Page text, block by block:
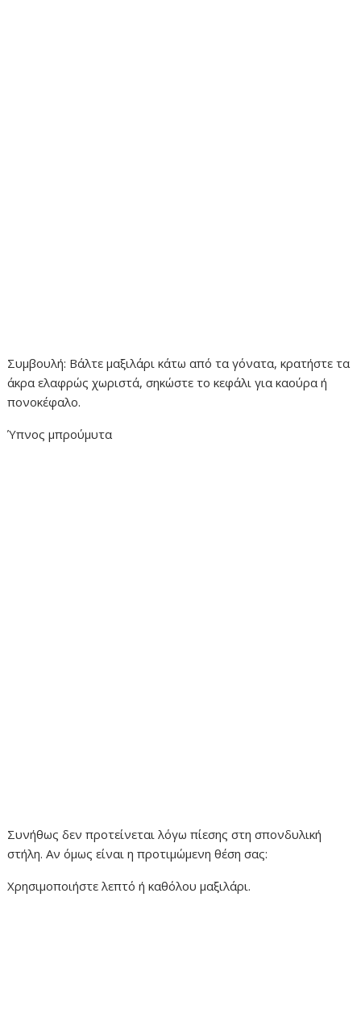
Συμβουλή: Βάλτε μαξιλάρι κάτω από τα γόνατα, κρατήστε τα
άκρα ελαφρώς χωριστά, σηκώστε το κεφάλι για καούρα ή
πονοκέφαλο.
Ύπνος μπρούμυτα
Συνήθως δεν προτείνεται λόγω πίεσης στη σπονδυλική
στήλη. Αν όμως είναι η προτιμώμενη θέση σας:
Χρησιμοποιήστε λεπτό ή καθόλου μαξιλάρι.